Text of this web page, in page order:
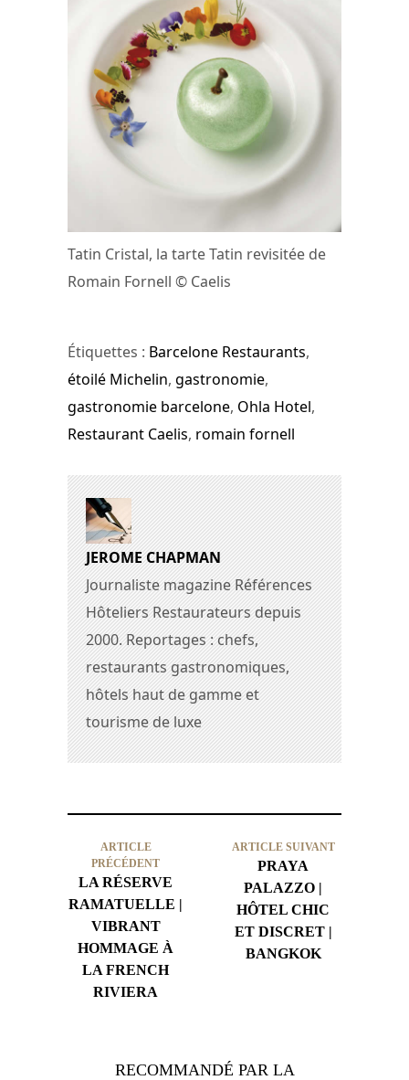
Tatin Cristal, la tarte Tatin revisitée de
Romain Fornell © Caelis
Étiquettes : Barcelone Restaurants,
étoilé Michelin, gastronomie,
gastronomie barcelone, Ohla Hotel,
Restaurant Caelis, romain fornell
JEROME CHAPMAN
Journaliste magazine Références
Hôteliers Restaurateurs depuis
2000. Reportages : chefs,
restaurants gastronomiques,
hôtels haut de gamme et
tourisme de luxe
ARTICLE
PRÉCÉDENT
LA RÉSERVE
RAMATUELLE |
VIBRANT
HOMMAGE À
LA FRENCH
RIVIERA
ARTICLE SUIVANT
PRAYA
PALAZZO |
HÔTEL CHIC
ET DISCRET |
BANGKOK
RECOMMANDÉ PAR LA